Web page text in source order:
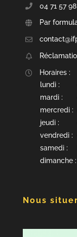
04 71 57
Par
Horaires :
lundi :
mardi :
mercredi :
jeudi :
vendredi :
samedi :
dimanche :
Nous situer